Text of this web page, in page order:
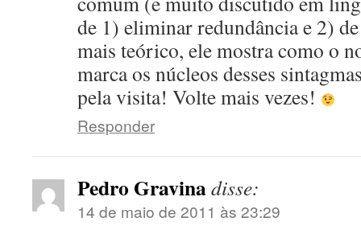
de 1) eliminar redundância e 2)
mais teórico, ele mostra como o
marca os núcleos desses
pela visita! Volte mais vezes!
Responder
Pedro Gravinadisse:
14 de maio de 2011 às 23:29